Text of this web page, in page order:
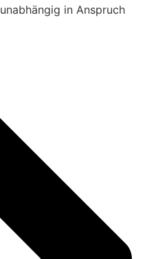
in Anspruch